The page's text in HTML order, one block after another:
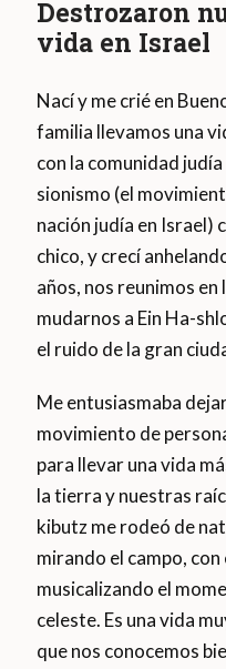
Destrozaron
vida en Israel
Nací y me crié en
familia llevamos una
con la comunidad
sionismo (el
nación judía en Israel)
chico, y crecí
años, nos reunimos
mudarnos a Ein Ha-
el ruido de la gran
Me entusiasmaba
movimiento de
para llevar una vida
la tierra y nuestras
kibutz me rodeó de
mirando el campo,
musicalizando el
celeste. Es una vida
que nos conocemos